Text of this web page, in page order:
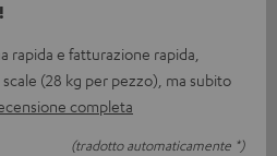
rapida e fatturazione rapida,
(28 kg per pezzo), ma subito
completa
(tradotto automaticamente *)